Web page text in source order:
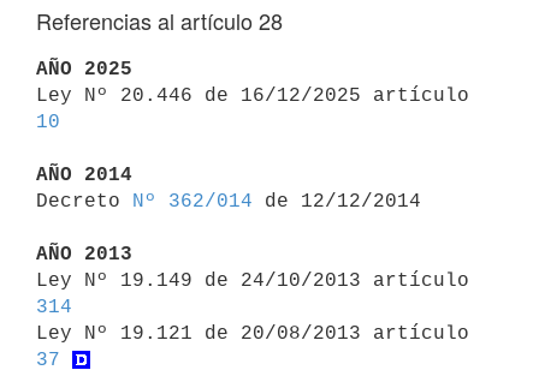
Referencias al artículo 28
AÑO 2025
10
AÑO 2014
Decreto
Nº 362/014 de 12/12/2014
AÑO 2013
314
37